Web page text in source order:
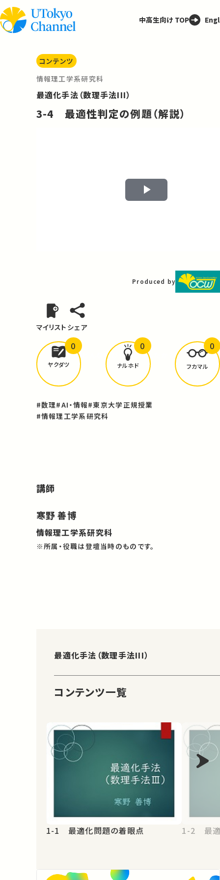
中高生向け TOP
コンテンツ
情報理工学系研究科
最適化手法（数理手法III）
3-4 最適性判定の例題（解説）
Play
Produced by
マイリスト シェア
どんな学びがありましたか？
ヤクダツ
0
ナルホド
0
フカマル
0
#数理#AI・情報#東京大学正規授業
#情報理工学系研究科
講師
寒野 善博
情報理工学系研究科
※所属・役職は登壇当時のものです。
最適化手法（数理手法III）
コンテンツ一覧
1-1 最適化問題の着眼点 1-2 最適